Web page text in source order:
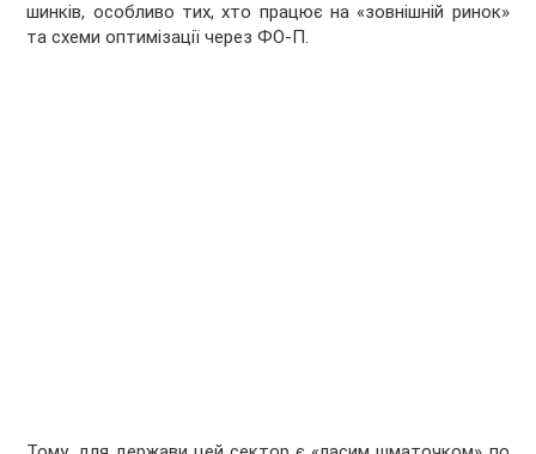
шинків, особливо тих, хто працює на «зовнішній ринок»
та схеми оптимізації через ФО-П.